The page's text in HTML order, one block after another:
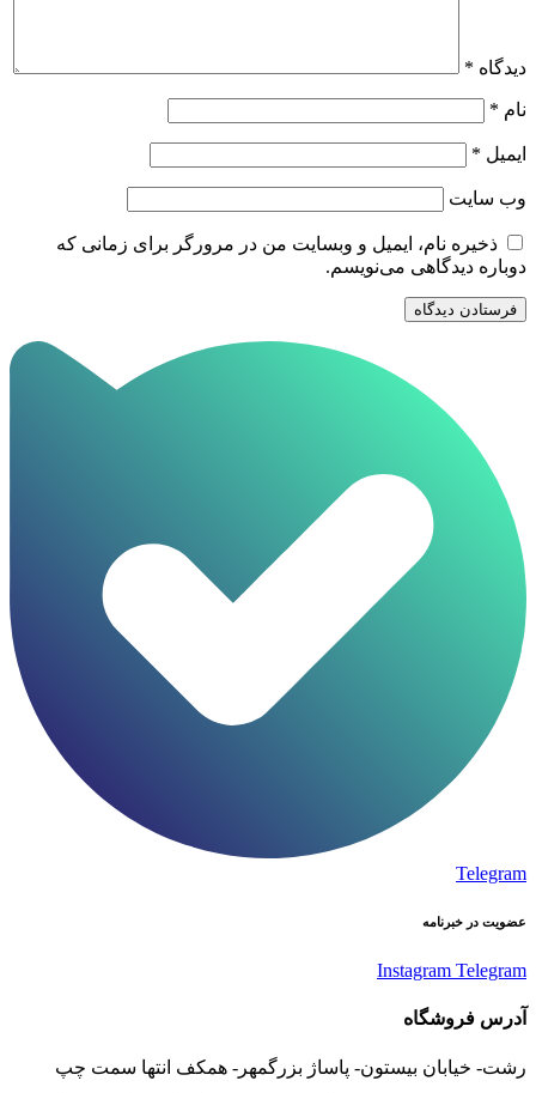
دیدگاه *
نام *
ایمیل *
وب‌ سایت
ذخیره نام، ایمیل و وبسایت من در مرورگر برای زمانی که
دوباره دیدگاهی می‌نویسم.
Telegram
عضویت در خبرنامه
Instagram Telegram
آدرس فروشگاه
رشت- خیابان بیستون- پاساژ بزرگمهر- همکف انتها سمت چپ